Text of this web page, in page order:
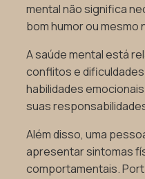
mental não significa
bom humor ou
A saúde mental está
conflitos e
habilidades
suas
Além disso, uma
apresentar sintomas
comportamentais.